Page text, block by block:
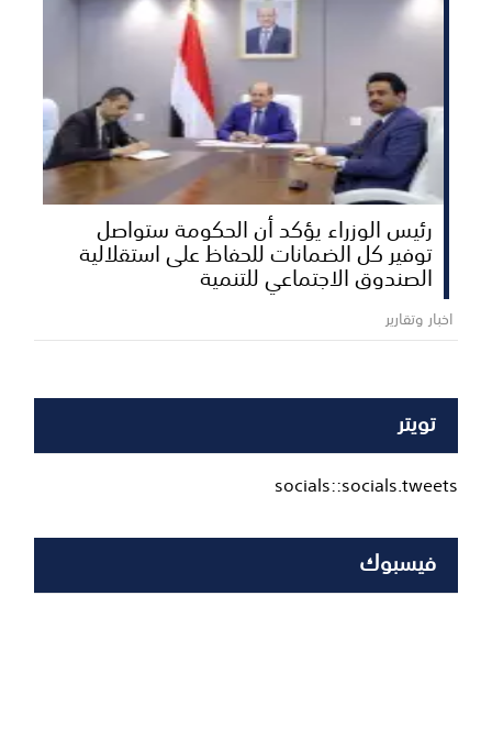
رئيس الوزراء يؤكد أن الحكومة ستواصل
توفير كل الضمانات للحفاظ على استقلالية
الصندوق الاجتماعي للتنمية
اخبار وتقارير
تويتر
socials::socials.tweets
فيسبوك